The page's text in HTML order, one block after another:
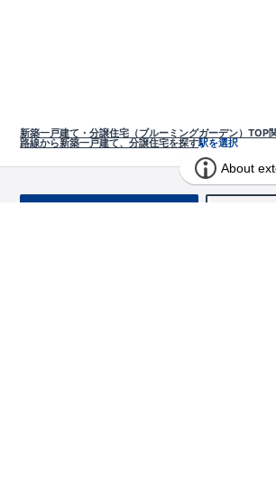
新築一戸建て・分譲住宅（ブルーミングガーデン）TOP
路線から新築一戸建て、分譲住宅を探す駅を選択